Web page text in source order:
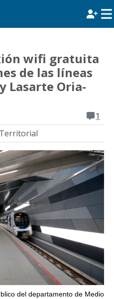
wifi gratuita
de las líneas
Lasarte Oria-
1
del departamento de Medio